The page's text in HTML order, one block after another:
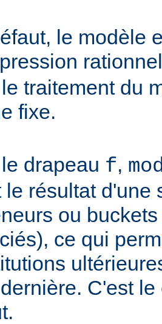
le modèle
traitement du
fixe.
drapeau f,
le résultat d'une
ou
ce qui
C'est